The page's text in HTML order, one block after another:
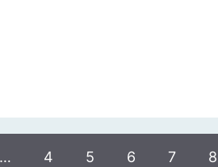
… 4 5 6 7 8